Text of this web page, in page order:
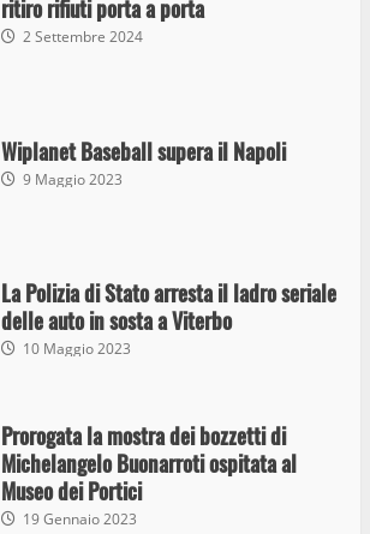
ritiro rifiuti porta a porta
2 Settembre 2024
Wiplanet Baseball supera il Napoli
9 Maggio 2023
La Polizia di Stato arresta il ladro seriale
delle auto in sosta a Viterbo
10 Maggio 2023
Prorogata la mostra dei bozzetti di
Michelangelo Buonarroti ospitata al
Museo dei Portici
19 Gennaio 2023